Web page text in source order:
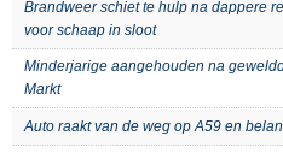
Brandweer schiet te hulp na dappere
voor schaap in sloot
Minderjarige aangehouden na
Markt
Auto raakt van de weg op A59 en